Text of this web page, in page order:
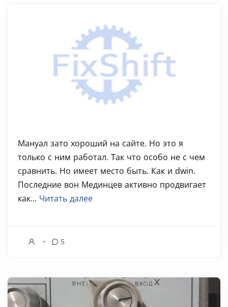
Мануал зато хороший на сайте. Но это я
только с ним работал. Так что особо не с чем
сравнить. Но имеет место быть. Как и dwin.
Последние вон Мединцев активно продвигает
как... Читать далее
5